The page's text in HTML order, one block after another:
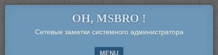
OH, MSBRO !
Сетевые заметки системного администратора
MENU